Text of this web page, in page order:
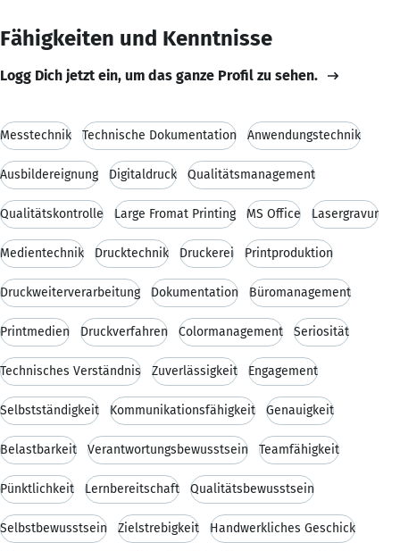
Fähigkeiten und Kenntnisse
Logg Dich jetzt ein, um das ganze Profil zu sehen.
Messtechnik Technische Dokumentation Anwendungstechnik
Ausbildereignung Digitaldruck Qualitätsmanagement
Qualitätskontrolle Large Fromat Printing MS Office Lasergravur
Medientechnik Drucktechnik Druckerei Printproduktion
Druckweiterverarbeitung Dokumentation Büromanagement
Printmedien Druckverfahren Colormanagement Seriosität
Technisches Verständnis Zuverlässigkeit Engagement
Selbstständigkeit Kommunikationsfähigkeit Genauigkeit
Belastbarkeit Verantwortungsbewusstsein Teamfähigkeit
Pünktlichkeit Lernbereitschaft Qualitätsbewusstsein
Selbstbewusstsein Zielstrebigkeit Handwerkliches Geschick